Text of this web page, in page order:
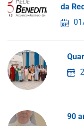
da
90